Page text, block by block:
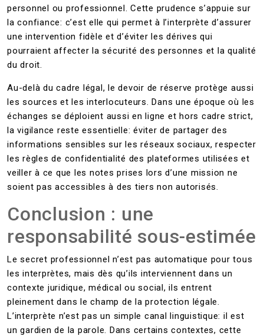
personnel ou professionnel. Cette prudence s’appuie sur
la confiance: c’est elle qui permet à l’interprète d’assurer
une intervention fidèle et d’éviter les dérives qui
pourraient affecter la sécurité des personnes et la qualité
du droit.
Au-delà du cadre légal, le devoir de réserve protège aussi
les sources et les interlocuteurs. Dans une époque où les
échanges se déploient aussi en ligne et hors cadre strict,
la vigilance reste essentielle: éviter de partager des
informations sensibles sur les réseaux sociaux, respecter
les règles de confidentialité des plateformes utilisées et
veiller à ce que les notes prises lors d’une mission ne
soient pas accessibles à des tiers non autorisés.
Conclusion : une
responsabilité sous-estimée
Le secret professionnel n’est pas automatique pour tous
les interprètes, mais dès qu’ils interviennent dans un
contexte juridique, médical ou social, ils entrent
pleinement dans le champ de la protection légale.
L’interprète n’est pas un simple canal linguistique: il est
un gardien de la parole. Dans certains contextes, cette